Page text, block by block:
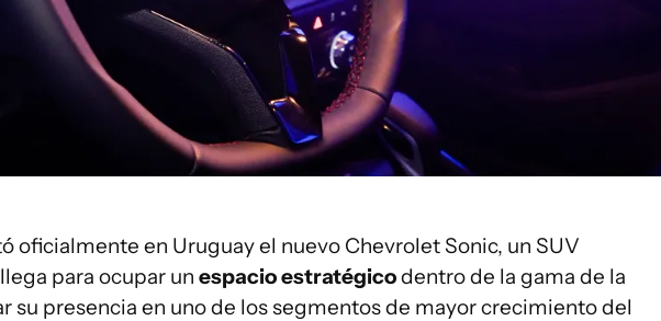
oficialmente en Uruguay el nuevo Chevrolet Sonic, un SUV
para ocupar un espacio estratégicodentro de la gama de la
su presencia en uno de los segmentos de mayor crecimiento del